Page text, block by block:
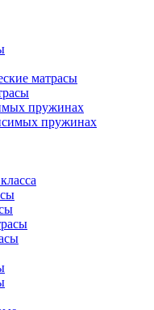
матрасы
пружинах
пружинах